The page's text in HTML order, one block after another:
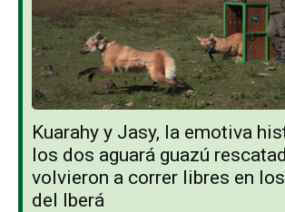
Kuarahy y Jasy, la emotiva
los dos aguará guazú
volvieron a correr libres en
del Iberá